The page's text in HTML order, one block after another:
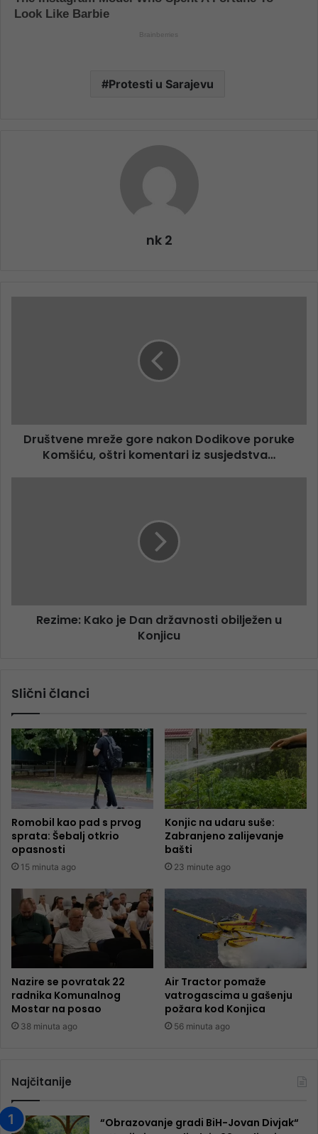
Protesti u Sarajevu
nk 2
Društvene mreže gore nakon Dodikove poruke
Komšiću, oštri komentari iz susjedstva…
Rezime: Kako je Dan državnosti obilježen u
Konjicu
Slični članci
Romobil kao pad s prvog
sprata: Šebalj otkrio
opasnosti
15 minuta ago
Konjic na udaru suše:
Zabranjeno zalijevanje
bašti
23 minute ago
Nazire se povratak 22
radnika Komunalnog
Mostar na posao
38 minuta ago
Air Tractor pomaže
vatrogascima u gašenju
požara kod Konjica
56 minuta ago
Najčitanije
“Obrazovanje gradi BiH-Jovan Divjak“